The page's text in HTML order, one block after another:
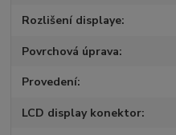
Rozlišení displaye
Povrchová úprava
Provedení
LCD display konektor